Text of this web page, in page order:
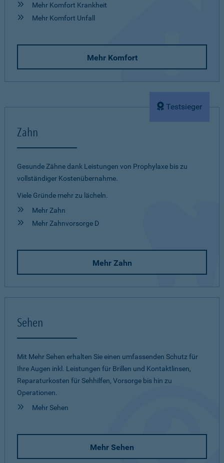
Mehr Komfort Krankheit
Mehr Komfort Unfall
Mehr Komfort
Testsieger
Zahn
Gesunde Zähne dank Leistungen von Prophylaxe bis zu
vollständiger Kostenübernahme.
Viele Gründe mehr zu lächeln.
Mehr Zahn
Mehr Zahnvorsorge D
Mehr Zahn
Sehen
Mit Mehr Sehen erhalten Sie einen umfassenden Schutz für
Ihre Augen inkl. Leistungen für Brillen und Kontaktlinsen,
Reparaturkosten für Sehhilfen, Vorsorge bis hin zu
Operationen.
Mehr Sehen
Mehr Sehen